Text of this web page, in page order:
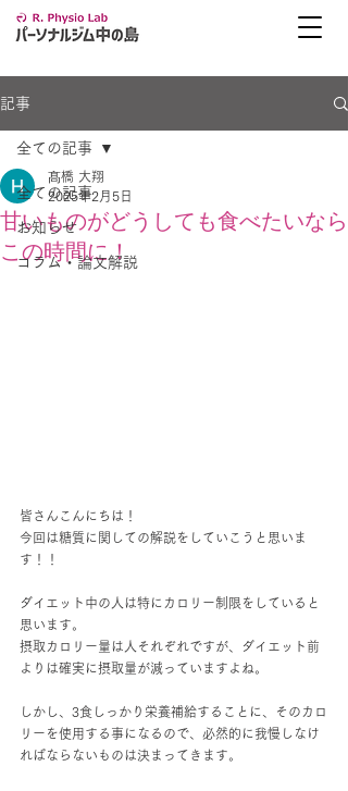
記事
全ての記事
お知らせ
コラム・論文解説
全ての記事
甘いものがどうしても食べたいなら
この時間に！
髙橋 大翔
2025年2月5日
皆さんこんにちは！
今回は糖質に関しての解説をしていこうと思いま
す！！
ダイエット中の人は特にカロリー制限をしていると
思います。
摂取カロリー量は人それぞれですが、ダイエット前
よりは確実に摂取量が減っていますよね。
しかし、3食しっかり栄養補給することに、そのカロ
リーを使用する事になるので、必然的に我慢しなけ
ればならないものは決まってきます。